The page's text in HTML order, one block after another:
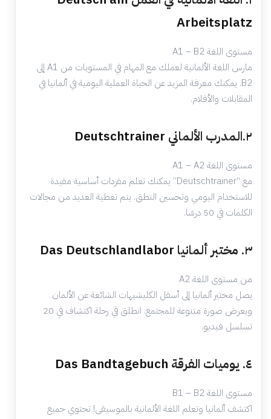
Arbeitsplatz
مستوى اللغة A1 – B2
مارس اللغة الألمانية لعملك مع المهام في المستويات من A1 إلى
B2. يمكنك معرفة المزيد عن الحياة العملية اليومية في ألمانيا في
المقابلات والأفلام.
٢.المدرب الألماني
مستوى اللغة A1 – A2
مع “Deutschtrainer” يمكنك تعلم مفردات أساسية مفيدة
للاستخدام اليومي وتحسين النطق. يتم تغطية العديد من مجالات
الكلمات في 50 درسًا.
٣. مختبر ألمانيا Das Deutschlandlabor
من مستوى اللغة A2
يصل مختبر ألمانيا إلى أسفل الكليشيهات الشائعة عن الألمان
ويعرض صورة متنوعة للمجتمع. انطلق في رحلة اكتشاف في 20
تسلسل فيديو.
٤. يوميات الفرقة Das Bandtagebuch
مستوى اللغة B1 – B2
اكتشف ألمانيا وتعلم اللغة الألمانية بالموسيقى! تحتوي جميع